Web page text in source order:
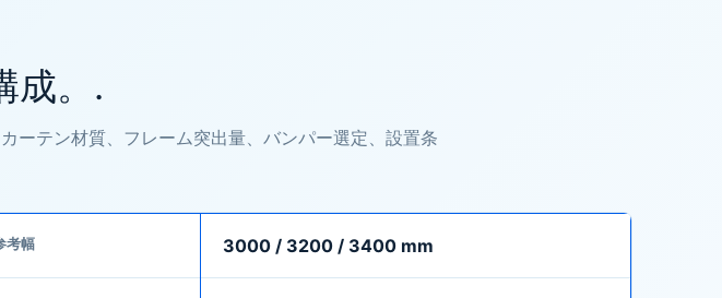
成。.
ーテン材質、フレーム突出量、バンパー選定、設置条
考幅 3000 / 3200 / 3400 mm